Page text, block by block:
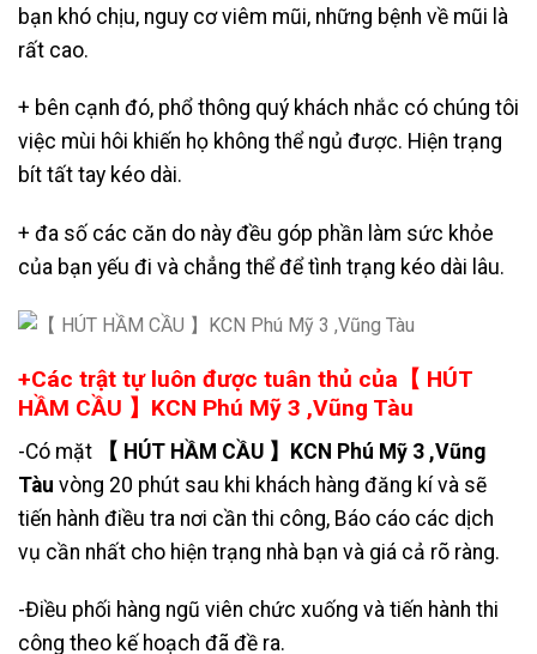
bạn khó chịu, nguy cơ viêm mũi, những bệnh về mũi là
rất cao.
+ bên cạnh đó, phổ thông quý khách nhắc có chúng tôi
việc mùi hôi khiến họ không thể ngủ được. Hiện trạng
bít tất tay kéo dài.
+ đa số các căn do này đều góp phần làm sức khỏe
của bạn yếu đi và chẳng thể để tình trạng kéo dài lâu.
+Các trật tự luôn được tuân thủ của【 HÚT
HẦM CẦU 】KCN Phú Mỹ 3 ,Vũng Tàu
-Có mặt
【 HÚT HẦM CẦU 】KCN Phú Mỹ 3 ,Vũng
Tàu vòng 20 phút sau khi khách hàng đăng kí và sẽ
tiến hành điều tra nơi cần thi công, Báo cáo các dịch
vụ cần nhất cho hiện trạng nhà bạn và giá cả rõ ràng.
-Điều phối hàng ngũ viên chức xuống và tiến hành thi
công theo kế hoạch đã đề ra.